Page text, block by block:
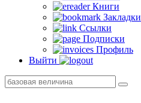
Книги
Закладки
Ссылки
Подписки
Профиль
Выйти